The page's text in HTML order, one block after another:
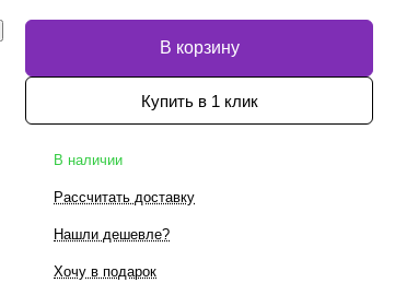
В корзину
Купить в 1 клик
В наличии
Рассчитать доставку
Нашли дешевле?
Хочу в подарок